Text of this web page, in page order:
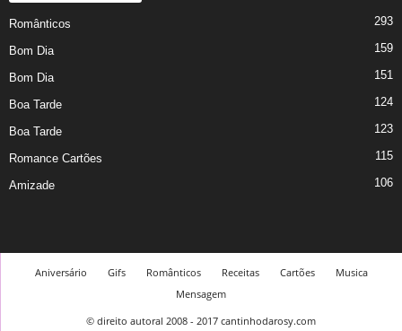
Românticos 293
Bom Dia 159
Bom Dia 151
Boa Tarde 124
Boa Tarde 123
Romance Cartões 115
Amizade 106
Aniversário Gifs Românticos Receitas Cartões
Musica
Mensagem
© direito autoral 2008 - 2017 cantinhodarosy.com